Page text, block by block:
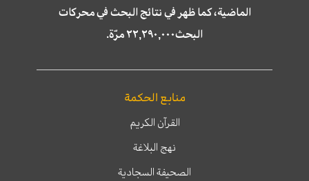
الماضية، كما ظهر في نتائج البحث في محركات
البحث٢٢,٢٩٠,٠٠٠ مرّة.
منابع الحكمة
القرآن الكريم
نهج البلاغة
الصحيفة السجادية